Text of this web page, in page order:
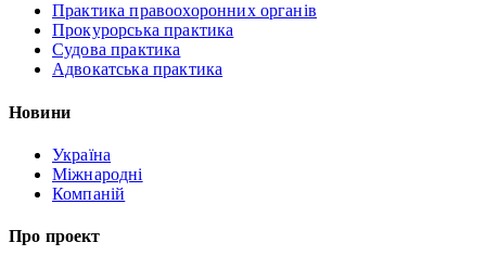
Практика правоохоронних органів
Прокурорська практика
Судова практика
Адвокатська практика
Новини
Україна
Міжнародні
Компаній
Про проект